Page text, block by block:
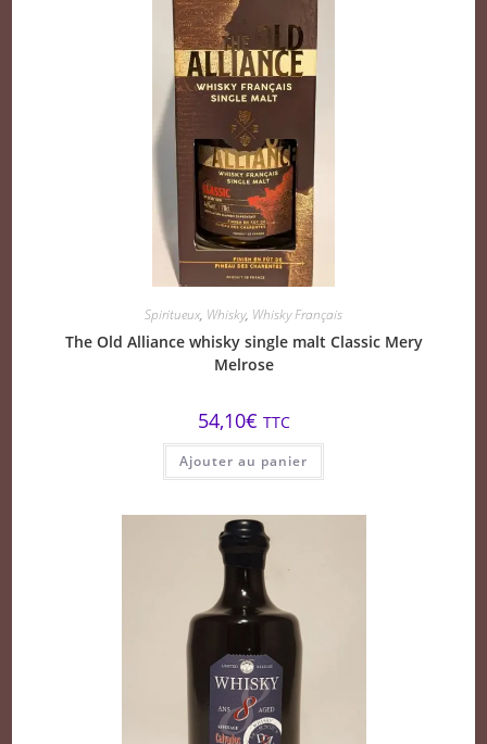
Spiritueux, Whisky, Whisky Français
The Old Alliance whisky single malt Classic Mery
Melrose
54,10€ TTC
Ajouter au panier